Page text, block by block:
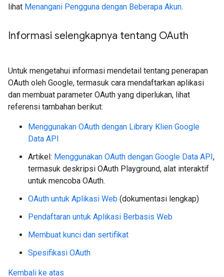
lihat Menangani Pengguna dengan Beberapa Akun.
Informasi selengkapnya tentang OAuth
Untuk mengetahui informasi mendetail tentang penerapan
OAuth oleh Google, termasuk cara mendaftarkan aplikasi
dan membuat parameter OAuth yang diperlukan, lihat
referensi tambahan berikut:
Menggunakan OAuth dengan Library Klien Google
Data API
Artikel: Menggunakan OAuth dengan Google Data API,
termasuk deskripsi OAuth Playground, alat interaktif
untuk mencoba OAuth.
OAuth untuk Aplikasi Web (dokumentasi lengkap)
Pendaftaran untuk Aplikasi Berbasis Web
Membuat kunci dan sertifikat
Spesifikasi OAuth
Kembali ke atas